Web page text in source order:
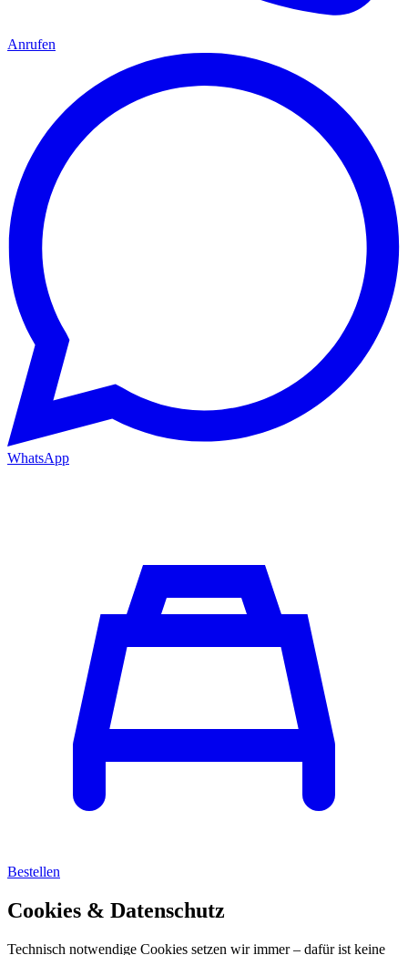
Anrufen
WhatsApp
Bestellen
Cookies & Datenschutz
Technisch notwendige Cookies setzen wir immer – dafür ist keine